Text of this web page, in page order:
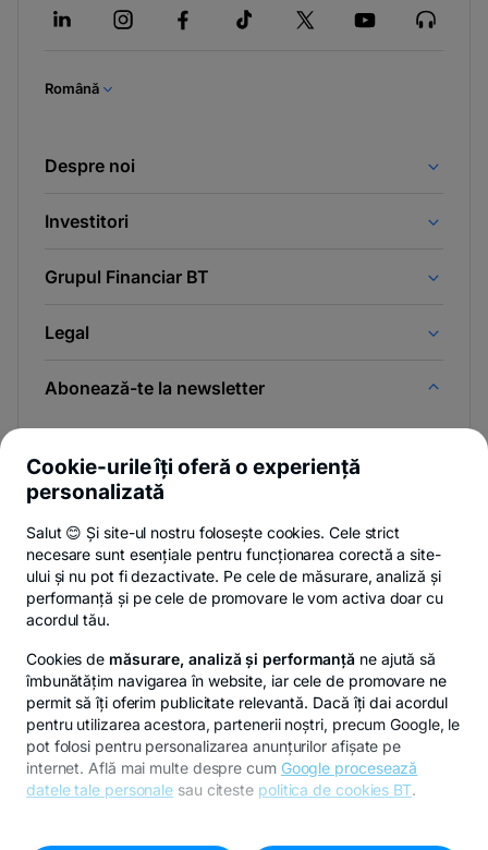
Română
Despre noi
Investitori
Grupul Financiar BT
Legal
Abonează-te la newsletter
Și afli primul noutățile de pe Newsroom & Blogul BT.
Poți renunța oricând,vezi detalii.
Privacy Hub Politica de confidențialitate Politica de cookies
© Copyright 2026 Banca Transilvania. Toate drepturile
rezervate.
Cookie-urile îți oferă o experiență
personalizată
Salut 😊 Și site-ul nostru folosește cookies. Cele strict
necesare sunt esențiale pentru funcționarea corectă a site-
ului și nu pot fi dezactivate. Pe cele de măsurare, analiză și
performanță și pe cele de promovare le vom activa doar cu
acordul tău.
Cookies de măsurare, analiză și performanță ne ajută să
îmbunătățim navigarea în website, iar cele de promovare ne
permit să îți oferim publicitate relevantă. Dacă îți dai acordul
pentru utilizarea acestora, partenerii noștri, precum Google, le
pot folosi pentru personalizarea anunțurilor afișate pe
internet. Află mai multe despre cum Google procesează
datele tale personale sau citeste politica de cookies BT.